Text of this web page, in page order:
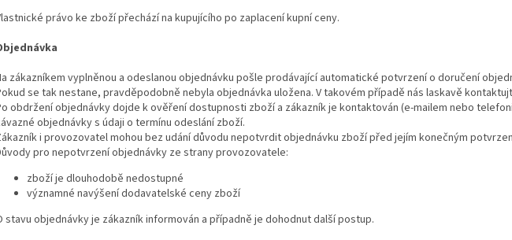
právo ke zboží přechází na kupujícího po zaplacení kupní ceny.
zákazníkem vyplněnou a odeslanou objednávku pošle prodávající automatické potvrzení o doručení
se tak nestane, pravděpodobně nebyla objednávka uložena. V takovém případě nás laskavě
obdržení objednávky dojde k ověření dostupnosti zboží a zákazník je kontaktován (e-mailem nebo
objednávky s údaji o termínu odeslání zboží.
i provozovatel mohou bez udání důvodu nepotvrdit objednávku zboží před jejím konečným
pro nepotvrzení objednávky ze strany provozovatele:
zboží je dlouhodobě nedostupné
významné navýšení dodavatelské ceny zboží
stavu objednávky je zákazník informován a případně je dohodnut další postup.